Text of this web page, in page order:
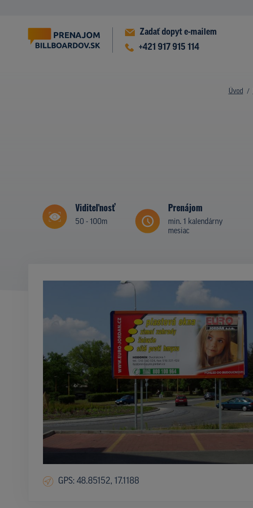
Zadať dopyt e-mailem
+421 917 915 114
Úvod
Viditeľnosť
50 - 100m
Prenájom
min. 1 kalendárny
mesiac
GPS: 48.85152, 17.1188